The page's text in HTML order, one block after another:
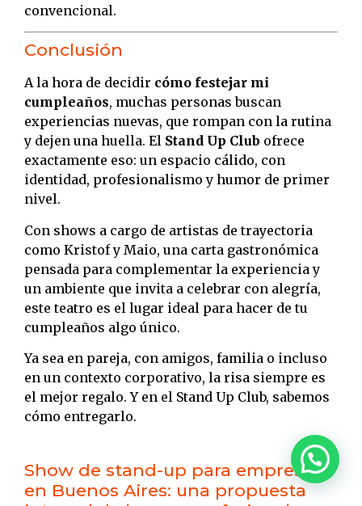
convencional.
Conclusión
A la hora de decidir cómo festejar mi
cumpleaños, muchas personas buscan
experiencias nuevas, que rompan con la rutina
y dejen una huella. El Stand Up Club ofrece
exactamente eso: un espacio cálido, con
identidad, profesionalismo y humor de primer
nivel.
Con shows a cargo de artistas de trayectoria
como Kristof y Maio, una carta gastronómica
pensada para complementar la experiencia y
un ambiente que invita a celebrar con alegría,
este teatro es el lugar ideal para hacer de tu
cumpleaños algo único.
Ya sea en pareja, con amigos, familia o incluso
en un contexto corporativo, la risa siempre es
el mejor regalo. Y en el Stand Up Club, sabemos
cómo entregarlo.
Show de stand-up para empresas
en Buenos Aires: una propuesta